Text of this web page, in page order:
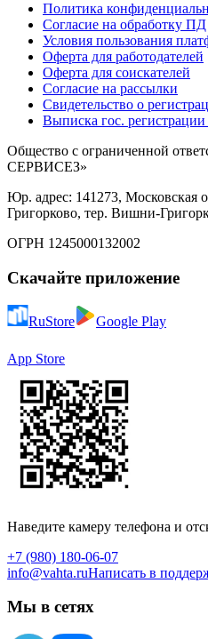
Политика
Согласие на обработку ПД
Условия пользования
Оферта для работодателей
Оферта для соискателей
Согласие на рассылки
Свидетельство о
Выписка гос.
Общество с ограниченной
СЕРВИСЕЗ»
Юр. адрес: 141273, Московская
Григорково, тер. Вишни-
ОГРН 1245000132002
Скачайте приложение
RuStore Google Play
App Store
Наведите камеру телефона и
+7 (980) 180-06-07
info@vahta.ruНаписать в
Мы в сетях